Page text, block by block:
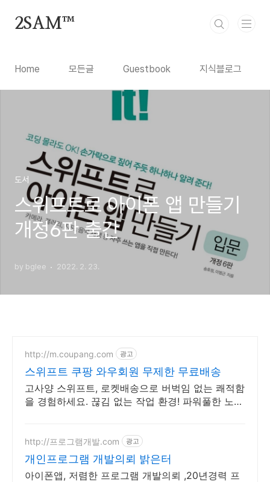
2SAM™
Home 모든글 Guestbook 지식블로그
도서
스위프트로 아이폰 앱 만들기
개정6판 출간
by bglee 2022. 2. 23.
http://m.coupang.com 광고
스위프트 쿠팡 와우회원 무제한 무료배송
고사양 스위프트, 로켓배송으로 버벅임 없는 쾌적함
을 경험하세요. 끊김 없는 작업 환경! 파워풀한 노트
http://프로그램개발.com 광고
개인프로그램 개발의뢰 밝은터
아이폰앱, 저렴한 프로그램 개발의뢰 ,20년경력 프